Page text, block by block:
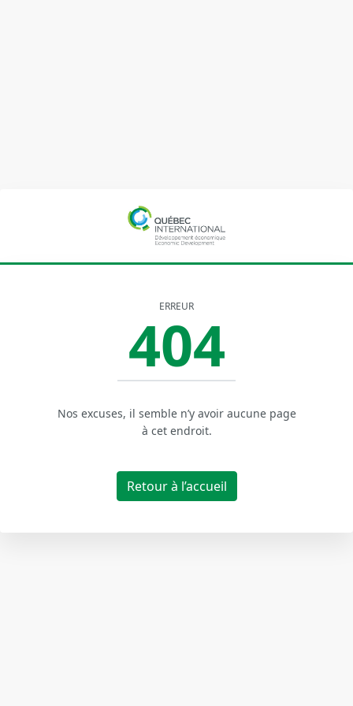
ERREUR
404
Nos excuses, il semble n’y avoir aucune page
à cet endroit.
Retour à l’accueil